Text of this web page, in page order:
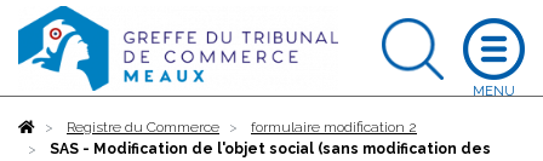
AccueilRegistre du Commerce
formulaire modification 2
SAS - Modification de l'objet social (sans modification des